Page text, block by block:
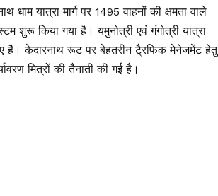
धाम यात्रा मार्ग पर 1495 वाहनों की क्षमता वाले
शुरू किया गया है। यमुनोत्री एवं गंगोत्री यात्रा
गए हैं। केदारनाथ रूट पर बेहतरीन टै्रफिक मेनेजमेंट हेतु
मित्रों की तैनाती की गई है।